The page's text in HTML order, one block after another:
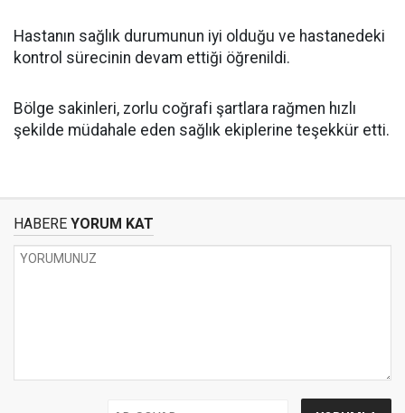
Hastanın sağlık durumunun iyi olduğu ve hastanedeki
kontrol sürecinin devam ettiği öğrenildi.
Bölge sakinleri, zorlu coğrafi şartlara rağmen hızlı
şekilde müdahale eden sağlık ekiplerine teşekkür etti.
HABERE YORUM KAT